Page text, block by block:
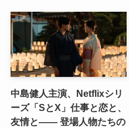
中島健人主演、Netflixシリ
ーズ「SとX」仕事と恋と、
友情と―― 登場人物たちの